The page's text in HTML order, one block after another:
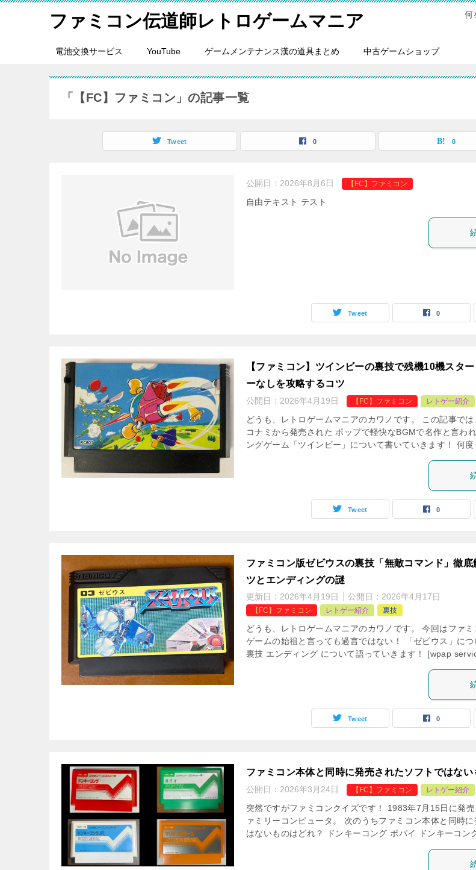
ファミコン伝道師レトロゲームマニア 何
電池交換サービス YouTube ゲームメンテナンス漢の道具まとめ 中古ゲームショップ
「【FC】ファミコン」の記事一覧
Tweet 0 0
公開日： 2026年8月6日 【FC】ファミコン
自由テキスト テスト
Tweet 0
【ファミコン】ツインビーの裏技で残機10機スタ
ーなしを攻略するコツ
公開日： 2026年4月19日 【FC】ファミコン レトゲー紹介
どうも、レトロゲームマニアのカワノです。 この記事で
コナミから発売された ポップで軽快なBGMで名作と言わ
ングゲーム「ツインビー」について書いていきます！ 何
Tweet 0
ファミコン版ゼビウスの裏技「無敵コマンド」徹底
ツとエンディングの謎
更新日： 2026年4月19日 公開日： 2026年4月17日
【FC】ファミコン レトゲー紹介 裏技
どうも、レトロゲームマニアのカワノです。 今回はファ
ゲームの始祖と言っても過言ではない！ 「ゼビウス」に
裏技 エンディング について語っていきます！ [wpap
Tweet 0
ファミコン本体と同時に発売されたソフトではない
公開日： 2026年3月24日 【FC】ファミコン レトゲー紹介
突然ですがファミコンクイズです！ 1983年7月15日に発
ァミリーコンピュータ。 次のうちファミコン本体と同時
はないものはどれ？ ドンキーコング ポパイ ドンキーコ